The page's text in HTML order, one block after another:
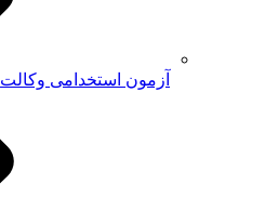
آزمون استخدامی وکالت